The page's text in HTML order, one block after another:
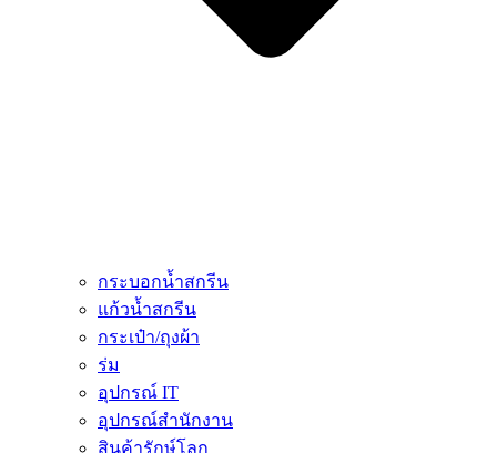
กระบอกน้ำสกรีน
แก้วน้ำสกรีน
กระเป๋า/ถุงผ้า
ร่ม
อุปกรณ์ IT
อุปกรณ์สำนักงาน
สินค้ารักษ์โลก